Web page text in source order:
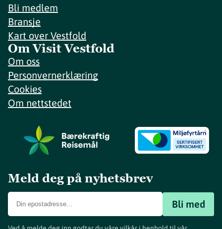
Bli medlem
Bransje
Kart over Vestfold
Om Visit Vestfold
Om oss
Personvernerklæring
Cookies
Om nettstedet
Meld deg på nyhetsbrev
Bli med